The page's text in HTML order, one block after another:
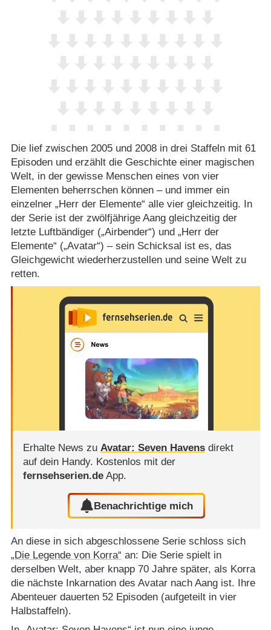
Die lief zwischen 2005 und 2008 in drei Staffeln mit 61
Episoden und erzählt die Geschichte einer magischen
Welt, in der gewisse Menschen eines von vier
Elementen beherrschen können – und immer ein
einzelner „Herr der Elemente“ alle vier gleichzeitig. In
der Serie ist der zwölfjährige Aang gleichzeitig der
letzte Luftbändiger („Airbender“) und „Herr der
Elemente“ („Avatar“) – sein Schicksal ist es, das
Gleichgewicht wiederherzustellen und seine Welt zu
retten.
Erhalte News zu Avatar: Seven Havensdirekt
auf dein Handy. Kostenlos mit der
fernsehserien.deApp.
Benachrichtige mich
An diese in sich abgeschlossene Serie schloss sich
„Die Legende von Korra“ an: Die Serie spielt in
derselben Welt, aber knapp 70 Jahre später, als Korra
die nächste Inkarnation des Avatar nach Aang ist. Ihre
Abenteuer dauerten 52 Episoden (aufgeteilt in vier
Halbstaffeln).